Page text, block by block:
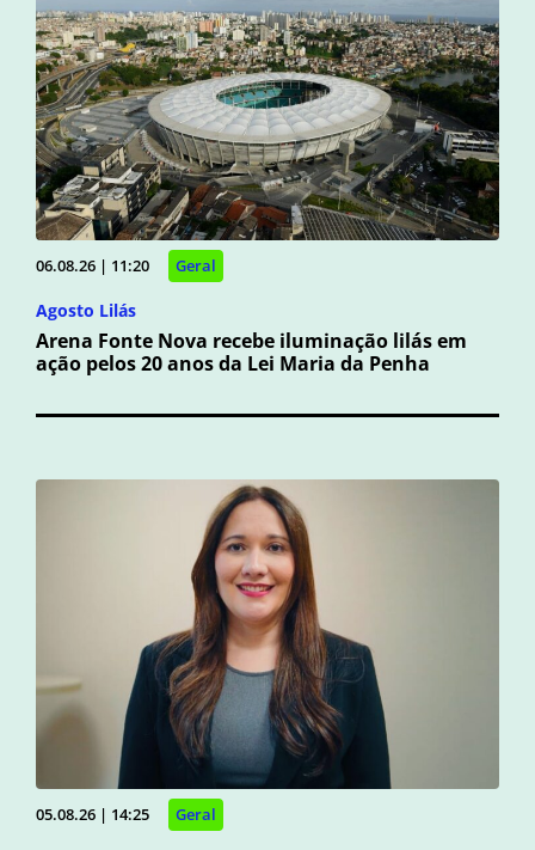
06.08.26 | 11:20 Geral
Agosto Lilás
Arena Fonte Nova recebe iluminação lilás em
ação pelos 20 anos da Lei Maria da Penha
05.08.26 | 14:25 Geral